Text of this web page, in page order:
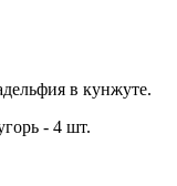
в кунжуте.
- 4 шт.